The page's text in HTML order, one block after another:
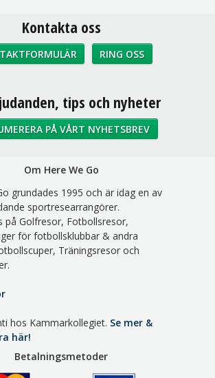
Kontakta oss
RING OSS
Sociala mediertips och nyheter
PÅ VÅRT NYHETSBREV
Om Here We Go
grundades 1995 och är idag en av
sportresearrangörer.
på Golfresor, Fotbollsresor,
för fotbollsklubbar & andra
Träningsresor och
hos Kammarkollegiet. Se mer &
här!
Betalningsmetoder